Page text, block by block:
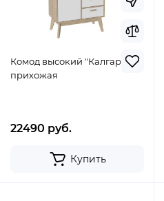
Комод высокий "Калгари"
прихожая
22490 руб.
Купить